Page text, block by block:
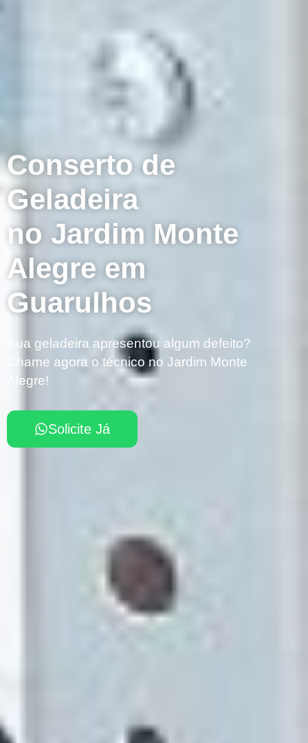
Conserto de
Geladeira
no Jardim Monte
Alegre em
Guarulhos
Sua geladeira apresentou algum defeito?
Chame agora o técnico no Jardim Monte
Alegre!
Solicite Já